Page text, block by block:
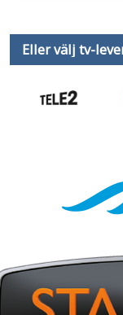
Eller välj tv-